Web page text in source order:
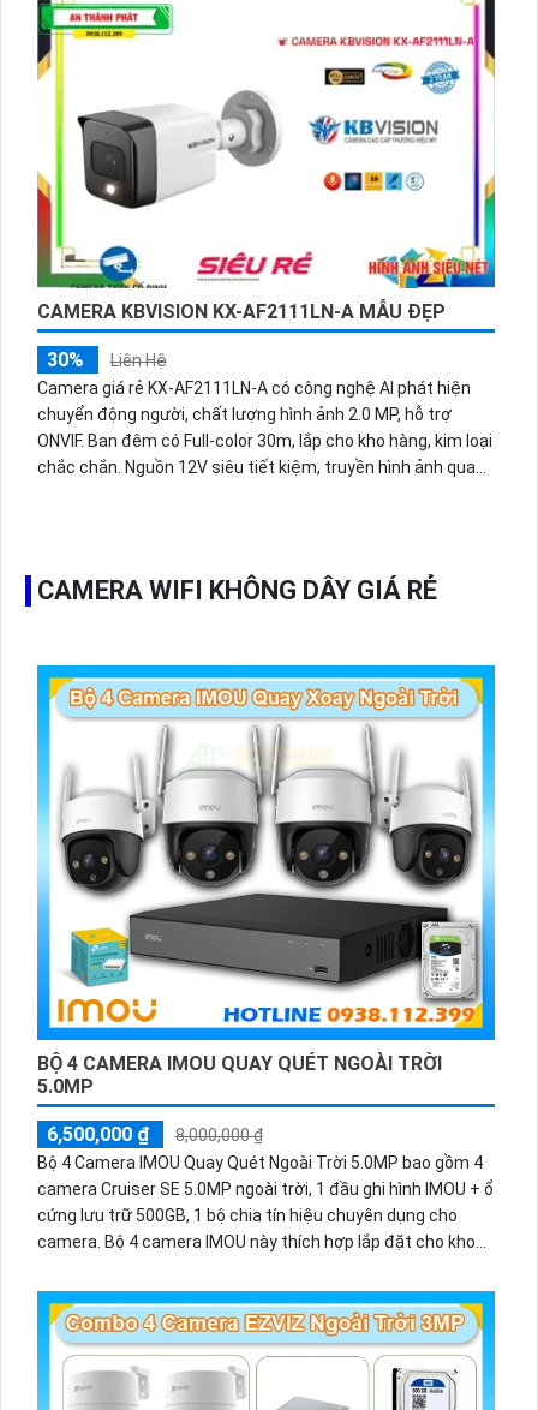
chất lượng và sắc nét hơn. Với thiết kế chắc chắn, camera
có khả năng chống nước, bụi và va đập, phù hợp sử dụng cả
trong nhà và ngoài trời. Đồng thời, sản phẩm này còn hỗ trợ
kết nối điện thoại di động thông qua ứng dụng di động, giúp
bạn dễ dàng quan sát và điều khiển camera từ xa. Với
những tính năng vượt trội, camera an ninh HD DH-HAC-
HDW1200CLQP-IL-A là sự lựa chọn tốt cho hệ thống giám
sát an ninh.
CAMERA KBVISION KX-AF2111LN-A MẪU ĐẸP
30%
Liên Hệ
Camera giá rẻ KX-AF2111LN-A có công nghệ AI phát hiện
chuyển động người, chất lượng hình ảnh 2.0 MP, hỗ trợ
ONVIF. Ban đêm có Full-color 30m, lắp cho kho hàng, kim loại
chắc chắn. Nguồn 12V siêu tiết kiệm, truyền hình ảnh qua
CAMERA WIFI KHÔNG DÂY GIÁ RẺ
BỘ 4 CAMERA IMOU QUAY QUÉT NGOÀI TRỜI
5.0MP
6,500,000 ₫
8,000,000 ₫
Bộ 4 Camera IMOU Quay Quét Ngoài Trời 5.0MP bao gồm 4
camera Cruiser SE 5.0MP ngoài trời, 1 đầu ghi hình IMOU + ổ
cứng lưu trữ 500GB, 1 bộ chia tín hiệu chuyên dụng cho
camera. Bộ 4 camera IMOU này thích hợp lắp đặt cho kho
trời.